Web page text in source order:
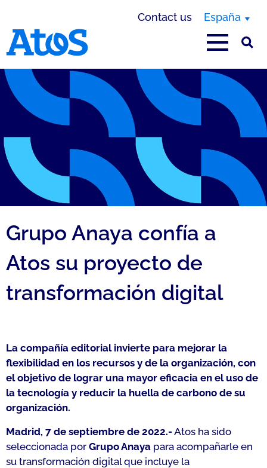
Contact us España
Grupo Anaya confía a
Atos su proyecto de
transformación digital
La compañía editorial invierte para mejorar la
flexibilidad en los recursos y de la organización, con
el objetivo de lograr una mayor eficacia en el uso de
la tecnología y reducir la huella de carbono de su
organización.
Madrid, 7 de septiembre de 2022.-Atos ha sido
seleccionada por Grupo Anaya para acompañarle en
su transformación digital que incluye la